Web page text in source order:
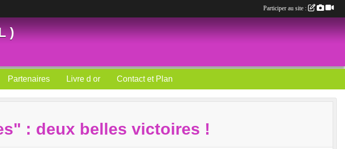
)
Partenaires Livre d or Contact et Plan
: deux belles victoires !
Participer au site :